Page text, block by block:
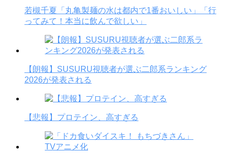
若槻千夏「丸亀製麺の水は都内で1番おいしい」「行
ってみて！本当に飲んで欲しい」
【朗報】SUSURU視聴者が選ぶ二郎系ランキング
2026が発表される
【悲報】プロテイン、高すぎる